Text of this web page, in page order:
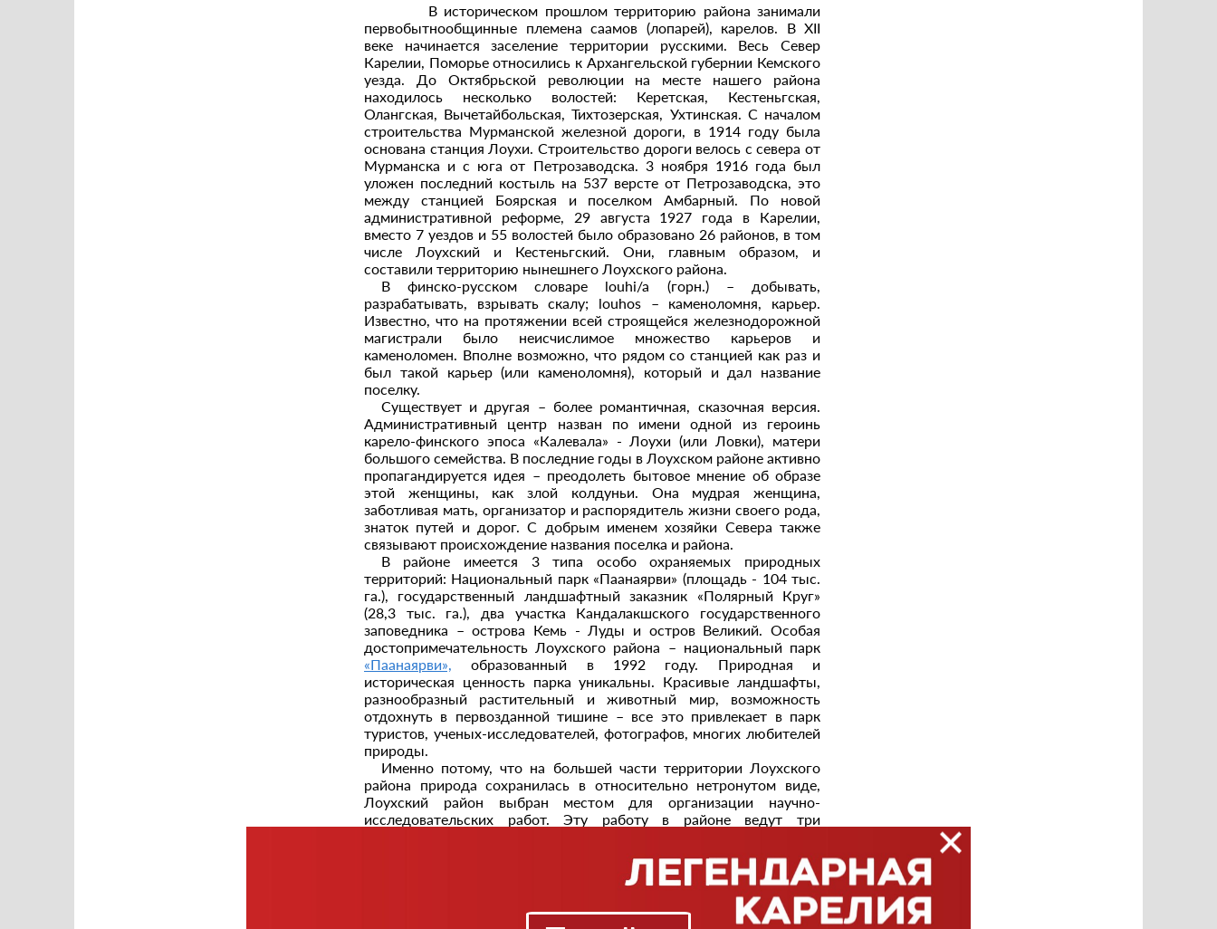
В историческом прошлом территорию района занимали
первобытнообщинные племена саамов (лопарей), карелов. В ХII
веке начинается заселение территории русскими. Весь Север
Карелии, Поморье относились к Архангельской губернии Кемского
уезда. До Октябрьской революции на месте нашего района
находилось несколько волостей: Керетская, Кестеньгская,
Олангская, Вычетайбольская, Тихтозерская, Ухтинская. С началом
строительства Мурманской железной дороги, в 1914 году была
основана станция Лоухи. Строительство дороги велось с севера от
Мурманска и с юга от Петрозаводска. 3 ноября 1916 года был
уложен последний костыль на 537 версте от Петрозаводска, это
между станцией Боярская и поселком Амбарный. По новой
административной реформе, 29 августа 1927 года в Карелии,
вместо 7 уездов и 55 волостей было образовано 26 районов, в том
числе Лоухский и Кестеньгский. Они, главным образом, и
составили территорию нынешнего Лоухского района.
В финско-русском словаре louhi/a (горн.) – добывать,
разрабатывать, взрывать скалу; louhos – каменоломня, карьер.
Известно, что на протяжении всей строящейся железнодорожной
магистрали было неисчислимое множество карьеров и
каменоломен. Вполне возможно, что рядом со станцией как раз и
был такой карьер (или каменоломня), который и дал название
поселку.
Существует и другая – более романтичная, сказочная версия.
Административный центр назван по имени одной из героинь
карело-финского эпоса «Калевала» - Лоухи (или Ловки), матери
большого семейства. В последние годы в Лоухском районе активно
пропагандируется идея – преодолеть бытовое мнение об образе
этой женщины, как злой колдуньи. Она мудрая женщина,
заботливая мать, организатор и распорядитель жизни своего рода,
знаток путей и дорог. С добрым именем хозяйки Севера также
связывают происхождение названия поселка и района.
В районе имеется 3 типа особо охраняемых природных
территорий: Национальный парк «Паанаярви» (площадь - 104 тыс.
га.), государственный ландшафтный заказник «Полярный Круг»
(28,3 тыс. га.), два участка Кандалакшского государственного
заповедника – острова Кемь - Луды и остров Великий. Особая
достопримечательность Лоухского района – национальный парк
«Паанаярви»,
образованный в 1992 году. Природная и
историческая ценность парка уникальны. Красивые ландшафты,
разнообразный растительный и животный мир, возможность
отдохнуть в первозданной тишине – все это привлекает в парк
туристов, ученых-исследователей, фотографов, многих любителей
природы.
Именно потому, что на большей части территории Лоухского
района природа сохранилась в относительно нетронутом виде,
Лоухский район выбран местом для организации научно-
исследовательских работ. Эту работу в районе ведут три
биостанция Санкт-Петербургского государственного университета
на о. Средний и биостанция Московского государственного
Просторы Приполярья сохранили уникальные и загадочные